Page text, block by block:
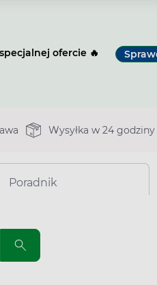
ofercie 🔥
Wysyłka w 24 godziny
Poradnik